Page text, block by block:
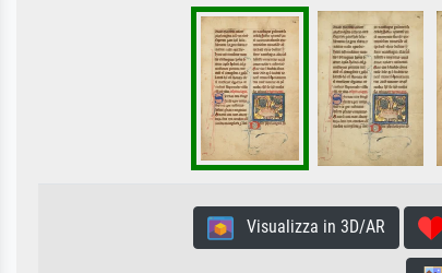
Visualizza in 3D/AR